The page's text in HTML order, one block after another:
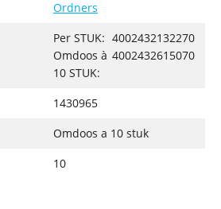
Ordners
Per STUK: 4002432132270
Omdoos à
10 STUK:
4002432615070
1430965
Omdoos a 10 stuk
10